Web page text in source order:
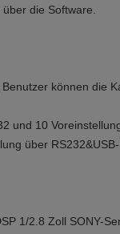
die Software.
können die
und 10
über RS232&USB-
1/2.8 Zoll SONY-